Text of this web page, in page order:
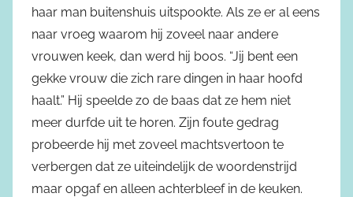
haar man buitenshuis uitspookte. Als ze er al eens
naar vroeg waarom hij zoveel naar andere
vrouwen keek, dan werd hij boos. “Jij bent een
gekke vrouw die zich rare dingen in haar hoofd
haalt.” Hij speelde zo de baas dat ze hem niet
meer durfde uit te horen. Zijn foute gedrag
probeerde hij met zoveel machtsvertoon te
verbergen dat ze uiteindelijk de woordenstrijd
maar opgaf en alleen achterbleef in de keuken.